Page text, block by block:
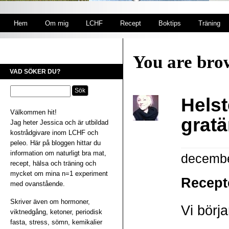
Hem Om mig LCHF Recept Boktips Träning
VAD SÖKER DU?
Välkommen hit!
Jag heter Jessica och är utbildad
kostrådgivare inom LCHF och
peleo. Här på bloggen hittar du
information om naturligt bra mat,
recept, hälsa och träning och
mycket om mina n=1 experiment
med ovanstående.
Skriver även om hormoner,
viktnedgång, ketoner, periodisk
fasta, stress, sömn, kemikalier
You are
Vi